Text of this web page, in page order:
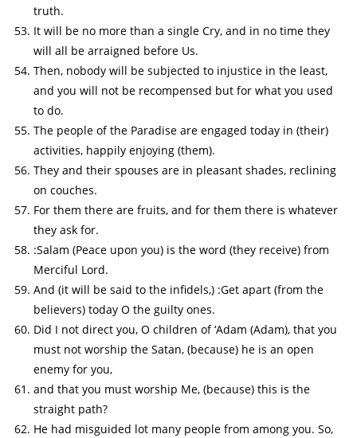
truth.
It will be no more than a single Cry, and in no time they
will all be arraigned before Us.
Then, nobody will be subjected to injustice in the least,
and you will not be recompensed but for what you used
to do.
The people of the Paradise are engaged today in (their)
activities, happily enjoying (them).
They and their spouses are in pleasant shades, reclining
on couches.
For them there are fruits, and for them there is whatever
they ask for.
:Salam (Peace upon you) is the word (they receive) from
Merciful Lord.
And (it will be said to the infidels,) :Get apart (from the
believers) today O the guilty ones.
Did I not direct you, O children of ‘Adam (Adam), that you
must not worship the Satan, (because) he is an open
enemy for you,
and that you must worship Me, (because) this is the
straight path?
He had misguided lot many people from among you. So,